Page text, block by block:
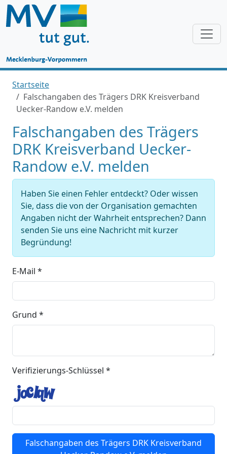
Startseite
Falschangaben des Trägers DRK Kreisverband
Uecker-Randow e.V. melden
Falschangaben des Trägers
DRK Kreisverband Uecker-
Randow e.V. melden
Haben Sie einen Fehler entdeckt? Oder wissen
Sie, dass die von der Organisation gemachten
Angaben nicht der Wahrheit entsprechen? Dann
senden Sie uns eine Nachricht mit kurzer
Begründung!
E-Mail *
Grund *
Verifizierungs-Schlüssel *
Falschangaben des Trägers DRK Kreisverband